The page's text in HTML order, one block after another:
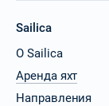
Sailica
О Sailica
Аренда яхт
Направления